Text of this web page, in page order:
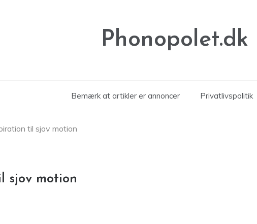
Phonopolet.dk
Bemærk at artikler er annoncer Privatlivspolitik
til sjov motion
sjov motion